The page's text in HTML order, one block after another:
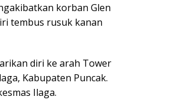
korban Glen
tembus rusuk kanan
diri ke arah Tower
Kabupaten Puncak.
Ilaga.